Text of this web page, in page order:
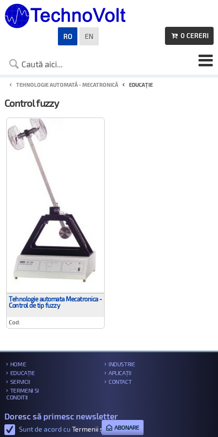

0 CERERI
TEHNOLOGIE AUTOMATĂ - MECATRONICĂ EDUCAȚIE
Control fuzzy
Tehnologie automata Mecatronica -
Control de tip fuzzy
Cod:
RO EN
HOME
INDUSTRIE
EDUCAȚIE
APLICAȚII
SERVICII
CONTACT
TERMENI SI
CONDITII
Doresc să primesc newsletter
Sunt de acord cu Termenii și condițiile.
ABONARE